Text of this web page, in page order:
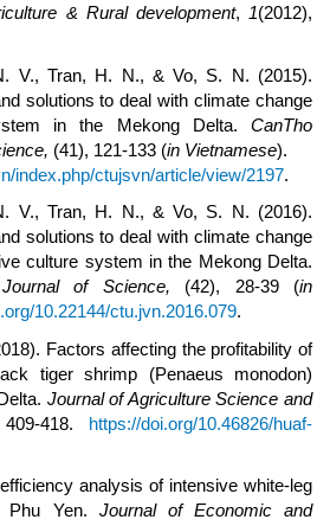
& Rural development, 1(2012),
V., Tran, H. N., & Vo, S. N. (2015).
solutions to deal with climate change
in the Mekong Delta. CanTho
(41), 121-133 (in Vietnamese).
index.php/ctujsvn/article/view/2197.
V., Tran, H. N., & Vo, S. N. (2016).
solutions to deal with climate change
culture system in the Mekong Delta.
of Science, (42), 28-39 (in
10.22144/ctu.jvn.2016.079.
Factors affecting the profitability of
tiger shrimp (Penaeus monodon)
Journal of Agriculture Science and
418. https://doi.org/10.46826/huaf-
analysis of intensive white-leg
Phu Yen. Journal of Economic and